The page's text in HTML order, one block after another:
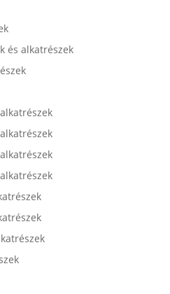
és alkatrészek